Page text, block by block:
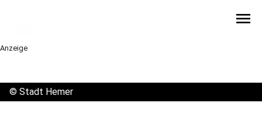
menu
Anzeige
© Stadt Hemer